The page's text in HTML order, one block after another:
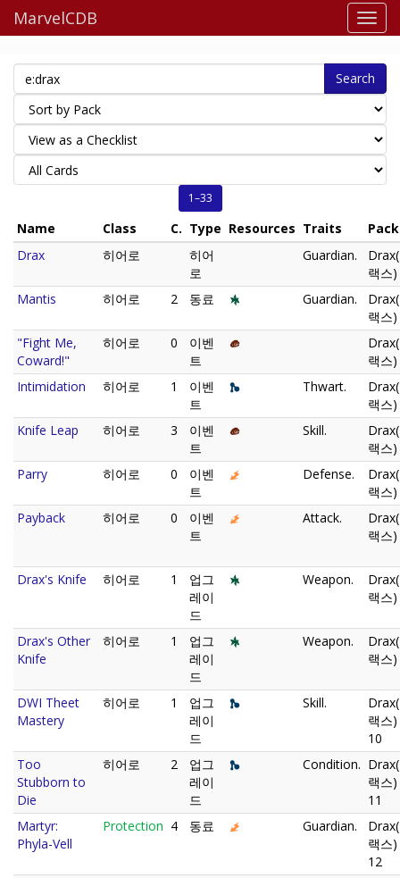
MarvelCDB
Search
1–33
Name Class C. Type Resources Traits
Pack
Drax
히어로
히어
로
Guardian.
랙스
Mantis
히어로 2 동료 Guardian.
랙스
"Fight Me,
Coward!"
히어로 0
이벤
트
랙스
Intimidation
히어로 1
이벤
트
Thwart.
랙스
Knife Leap
히어로 3
이벤
트
Skill.
랙스
Parry
히어로 0
이벤
트
Defense.
랙스
Payback
히어로 0
이벤
트
Attack.
랙스
Drax's Knife 히어로 1
업그
레이
드
Weapon.
랙스
Drax's Other
Knife
히어로 1
업그
레이
드
Weapon.
랙스
DWI Theet
Mastery
히어로 1
업그
레이
드
Skill.
랙스)
10
Too
Stubborn to
Die
히어로 2
업그
레이
드
Condition.
랙스)
11
Martyr:
Phyla-Vell
Protection 4 동료 Guardian.
랙스)
12